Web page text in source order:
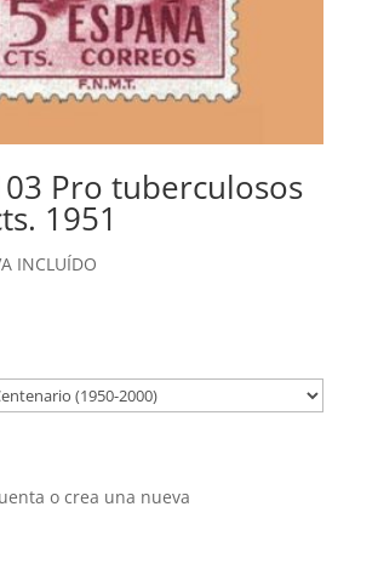
Pro tuberculosos
1951
INCLUÍDO
o crea una nueva